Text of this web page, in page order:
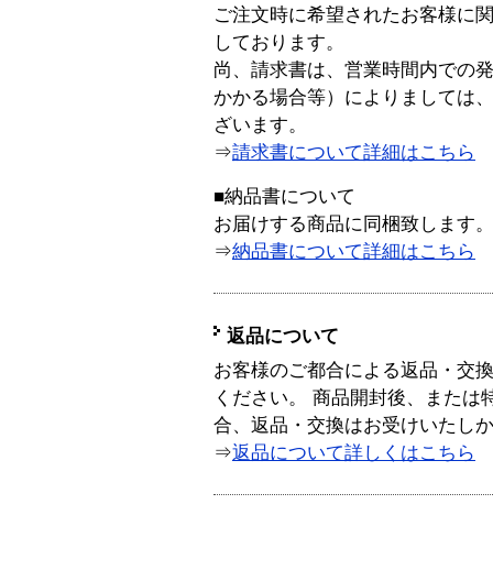
ご注文時に希望されたお客様に
しております。
尚、請求書は、営業時間内での
かかる場合等）によりましては
ざいます。
⇒請求書について詳細はこちら
■納品書について
お届けする商品に同梱致します。
⇒納品書について詳細はこちら
返品について
お客様のご都合による返品・交
ください。 商品開封後、または
合、返品・交換はお受けいたし
⇒返品について詳しくはこちら